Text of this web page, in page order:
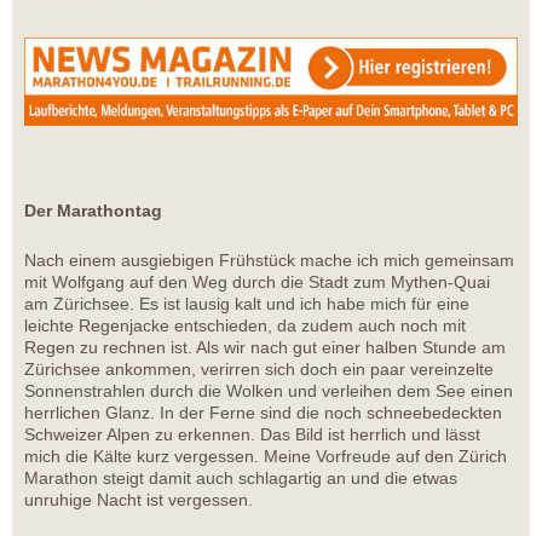
Der Marathontag
Nach einem ausgiebigen Frühstück mache ich mich gemeinsam
mit Wolfgang auf den Weg durch die Stadt zum Mythen-Quai
am Zürichsee. Es ist lausig kalt und ich habe mich für eine
leichte Regenjacke entschieden, da zudem auch noch mit
Regen zu rechnen ist. Als wir nach gut einer halben Stunde am
Zürichsee ankommen, verirren sich doch ein paar vereinzelte
Sonnenstrahlen durch die Wolken und verleihen dem See einen
herrlichen Glanz. In der Ferne sind die noch schneebedeckten
Schweizer Alpen zu erkennen. Das Bild ist herrlich und lässt
mich die Kälte kurz vergessen. Meine Vorfreude auf den Zürich
Marathon steigt damit auch schlagartig an und die etwas
unruhige Nacht ist vergessen.